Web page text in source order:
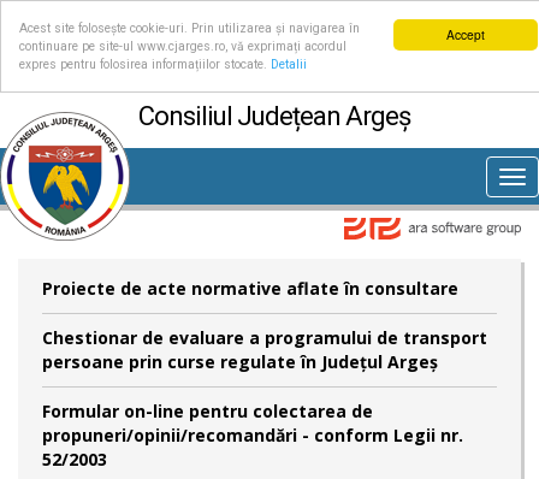
Accept
Acest site folosește cookie-uri. Prin utilizarea și navigarea în
continuare pe site-ul www.cjarges.ro, vă exprimați acordul
expres pentru folosirea informațiilor stocate.
Detalii
Consiliul Județean Argeș
Proiecte de acte normative aflate în consultare
Chestionar de evaluare a programului de transport
persoane prin curse regulate în Județul Argeș
Formular on-line pentru colectarea de
propuneri/opinii/recomandări - conform Legii nr.
52/2003